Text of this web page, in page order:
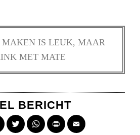
MAKEN IS LEUK, MAAR
MET MATE
BERICHT
PinterestTwitterWhatsApp
Print